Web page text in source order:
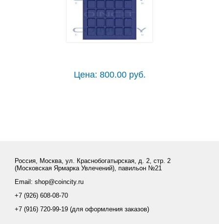
Цена: 800.00 руб.
Россия, Москва, ул. Краснобогатырская, д. 2, стр. 2
(Московская Ярмарка Увлечений), павильон №21
Email: shop@coincity.ru
+7 (926) 608-08-70
+7 (916) 720-99-19 (для оформления заказов)